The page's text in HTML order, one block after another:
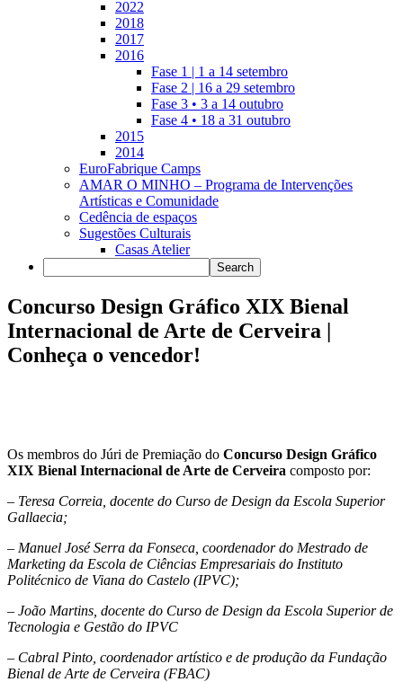
2022
2018
2017
2016
Fase 1 | 1 a 14 setembro
Fase 2 | 16 a 29 setembro
Fase 3 • 3 a 14 outubro
Fase 4 • 18 a 31 outubro
2015
2014
EuroFabrique Camps
AMAR O MINHO – Programa de Intervenções
Artísticas e Comunidade
Cedência de espaços
Sugestões Culturais
Casas Atelier
Concurso Design Gráfico XIX Bienal
Internacional de Arte de Cerveira |
Conheça o vencedor!
Os membros do Júri de Premiação do Concurso Design Gráfico
XIX Bienal Internacional de Arte de Cerveira composto por:
– Teresa Correia, docente do Curso de Design da Escola Superior
Gallaecia;
– Manuel José Serra da Fonseca, coordenador do Mestrado de
Marketing da Escola de Ciências Empresariais do Instituto
Politécnico de Viana do Castelo (IPVC);
– João Martins, docente do Curso de Design da Escola Superior de
Tecnologia e Gestão do IPVC
– Cabral Pinto, coordenador artístico e de produção da Fundação
Bienal de Arte de Cerveira (FBAC)